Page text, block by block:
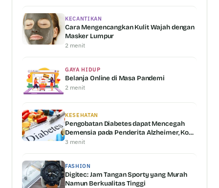
KECANTIKAN
Cara Mengencangkan Kulit Wajah dengan
Masker Lumpur
2 menit
GAYA HIDUP
Belanja Online di Masa Pandemi
2 menit
KESEHATAN
Pengobatan Diabetes dapat Mencegah
Demensia pada Penderita Alzheimer, Kok
Bisa?!
3 menit
FASHION
Digitec: Jam Tangan Sporty yang Murah
Namun Berkualitas Tinggi